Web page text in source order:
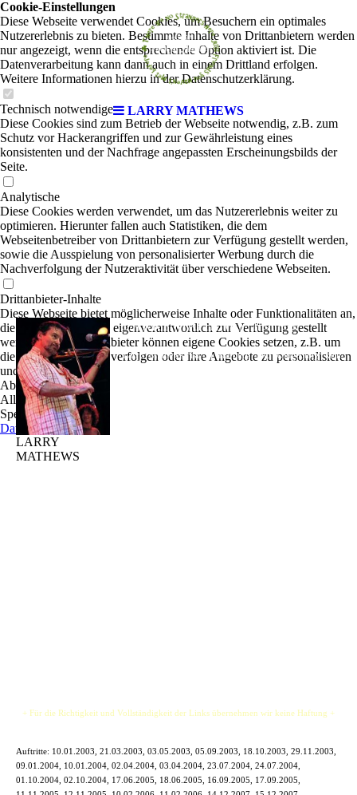
LARRY MATHEWS
LARRY
MATHEWS
LARRY MATHEWS |Irish Folk
Larry Mathews ist in Harburg und Umgebung kein
+ Für die Richtigkeit und Vollständigkeit der Links übernehmen wir keine Haftung +
Auftritte: 10.01.2003, 21.03.2003, 03.05.2003, 05.09.2003, 18.10.2003, 29.11.2003,
09.01.2004, 10.01.2004, 02.04.2004, 03.04.2004, 23.07.2004, 24.07.2004,
01.10.2004, 02.10.2004, 17.06.2005, 18.06.2005, 16.09.2005, 17.09.2005,
Cookie-Einstellungen
Diese Webseite verwendet Cookies, um Besuchern ein optimales
Nutzererlebnis zu bieten. Bestimmte Inhalte von Drittanbietern werden
nur angezeigt, wenn die entsprechende Option aktiviert ist. Die
Datenverarbeitung kann dann auch in einem Drittland erfolgen.
Weitere Informationen hierzu in der Datenschutzerklärung.
Technisch notwendige
Diese Cookies sind zum Betrieb der Webseite notwendig, z.B. zum
Schutz vor Hackerangriffen und zur Gewährleistung eines
konsistenten und der Nachfrage angepassten Erscheinungsbilds der
Seite.
Analytische
Diese Cookies werden verwendet, um das Nutzererlebnis weiter zu
optimieren. Hierunter fallen auch Statistiken, die dem
Webseitenbetreiber von Drittanbietern zur Verfügung gestellt werden,
sowie die Ausspielung von personalisierter Werbung durch die
Nachverfolgung der Nutzeraktivität über verschiedene Webseiten.
Drittanbieter-Inhalte
Diese Webseite bietet möglicherweise Inhalte oder Funktionalitäten an,
die von Drittanbietern eigenverantwortlich zur Verfügung gestellt
werden. Diese Drittanbieter können eigene Cookies setzen, z.B. um
die Nutzeraktivität zu verfolgen oder ihre Angebote zu personalisieren
und zu optimieren.
Ablehnen
Alle akzeptieren
Speichern
Datenschutz